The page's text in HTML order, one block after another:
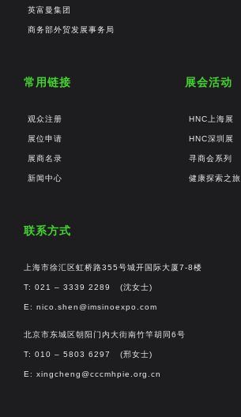
英富曼集团
商务部外贸发展事务局
常用链接
观众注册
展位申请
展商名录
新闻中心
展会活动
HNC上海展
HNC深圳展
寻商会系列
健康探索之旅
联系方式
上海市徐汇区虹桥路355号城开国际大厦7-8楼
T: 021 – 3339 2289 (沈女士)
E: nico.shen@imsinoexpo.com
北京市东城区朝阳门内大街南竹竿胡同6号
T: 010 – 5803 6297 (邢女士)
E: xingcheng@cccmhpie.org.cn